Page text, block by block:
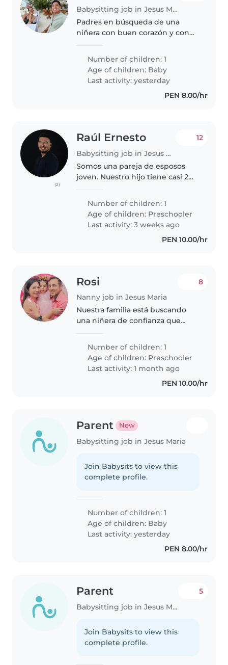
Babysitting job in Jesus Maria
Padres en búsqueda de una
niñera con buen corazón y con
bebé de 1 añox necesita mucha
atención y cuidado, necesitamos
a alguien con experiencia con..
Number of children: 1
Age of children: Baby
Last activity: yesterday
PEN 8.00/hr
(2)
Raúl Ernesto
Babysitting job in Jesus Maria
12
Somos una pareja de esposos
joven. Nuestro hijo tiene casi 2
entretenido pintando o jugando
con sus libros. Estamos
interesados en..
Number of children: 1
Age of children: Preschooler
Last activity: 3 weeks ago
PEN 10.00/hr
Rosi
Nanny job in Jesus Maria
8
Nuestra familia está buscando
una niñera de confianza que
años. Ambos padres trabajamos
y necesito que lleve en la
movilidad a mi pequeña tanto
Number of children: 1
Age of children: Preschooler
Last activity: 1 month ago
PEN 10.00/hr
Parent New
Babysitting job in Jesus Maria
Join Babysits to view this
complete profile.
Number of children: 1
Age of children: Baby
Last activity: yesterday
PEN 8.00/hr
Parent
Babysitting job in Jesus Maria
5
Join Babysits to view this
complete profile.